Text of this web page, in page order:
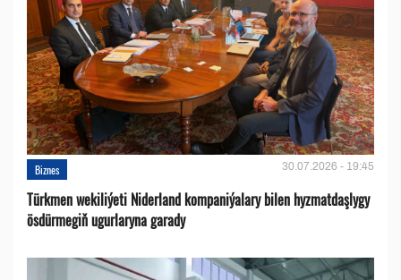
Biznes 30.07.2026 - 19:45
Türkmen wekiliýeti Niderland kompaniýalary bilen hyzmatdaşlygy
ösdürmegiň ugurlaryna garady